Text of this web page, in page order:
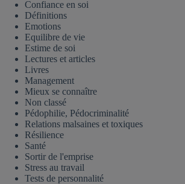
Confiance en soi
Définitions
Emotions
Equilibre de vie
Estime de soi
Lectures et articles
Livres
Management
Mieux se connaître
Non classé
Pédophilie, Pédocriminalité
Relations malsaines et toxiques
Résilience
Santé
Sortir de l'emprise
Stress au travail
Tests de personnalité